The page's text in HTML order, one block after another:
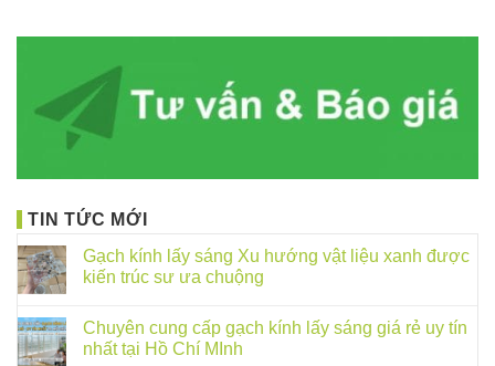
TIN TỨC MỚI
Gạch kính lấy sáng Xu hướng vật liệu xanh được
kiến trúc sư ưa chuộng
Chuyên cung cấp gạch kính lấy sáng giá rẻ uy tín
nhất tại Hồ Chí MInh